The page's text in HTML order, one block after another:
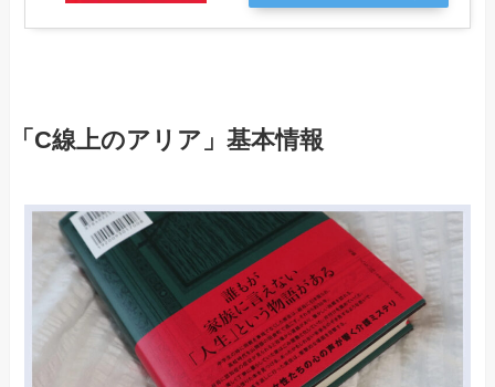
「C線上のアリア」基本情報